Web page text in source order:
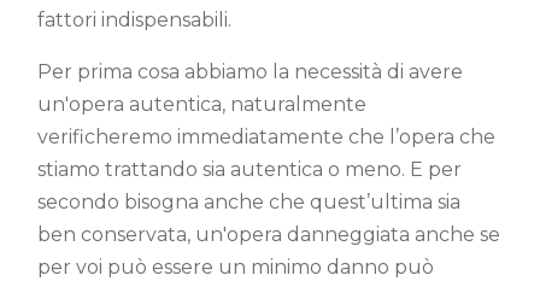
fattori indispensabili.
Per prima cosa abbiamo la necessità di avere
un'opera autentica, naturalmente
verificheremo immediatamente che l’opera che
stiamo trattando sia autentica o meno. E per
secondo bisogna anche che quest’ultima sia
ben conservata, un'opera danneggiata anche se
per voi può essere un minimo danno può